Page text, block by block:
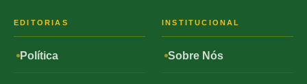
EDITORIAS
Política
INSTITUCIONAL
Sobre Nós